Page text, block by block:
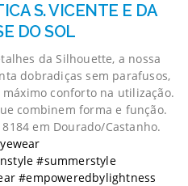
S. VICENTE E DA
DO SOL
da Silhouette, a nossa
dobradiças sem parafusos,
conforto na utilização.
combinem forma e função.
em Dourado/Castanho.
#summerstyle
#empoweredbylightness